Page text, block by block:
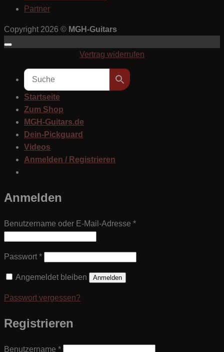
Partner
Copyright 2026 © MGH-Guitars
Vertrag widerrufen
Startseite
Zum Shop
MGH-Guitars.de
Dein-Pickguard
Videos
Anmelden / Registrieren
Anmelden
Benutzername oder E-Mail-Adresse *Erforderlich
Passwort *Erforderlich
Angemeldet bleiben Anmelden
Passwort vergessen?
Registrieren
Benutzername *Erforderlich